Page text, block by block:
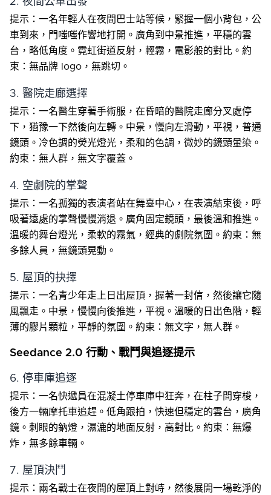
提示：一名年輕人在夜間巴士站等候，緊握一個小背包，公
車到來，門嗤嗤作響地打開。廣角到中景推進，平穩的雲
台，略低角度。霓虹街道反射，輕霧，電影般的對比。約
束：無品牌 logo，無跳切。
3. 醫院走廊選擇
提示：一名醫生穿著手術服，在昏暗的醫院走廊分叉處停
下，猶豫一下然後向左轉。中景，慢向左滑動，平視，普通
鏡頭。冷色調的熒光燈光，柔和的色調，微妙的鏡頭暈染。
約束：無人群，無文字覆蓋。
4. 空劇院的掌聲
提示：一名孤獨的表演者站在舞臺中心，在表演結束後，呼
吸著遠處的掌聲慢慢消退。廣角固定鏡頭，最後溫和推進。
溫暖的舞台燈光，柔軟的霧氣，經典的劇院氛圍。約束：無
多餘人員，無鏡頭晃動。
5. 屋頂的抉擇
提示：一名青少年走上日出屋頂，握著一封信，然後讓它隨
風飄走。中景，慢慢向後推進，平視。溫暖的日出色階，輕
薄的膠片顆粒，平靜的氛圍。約束：無文字，無人群。
Seedance 2.0 行動、戰鬥與追逐提示
6. 停車庫追逐
提示：一名快遞員在混凝土停車庫中狂奔，在柱子間穿梭，
後方一輛摩托車追趕。低角跟拍，快速但穩定的雲台，廣角
鏡。刺眼的鈉燈，濕漉的地面反射，高對比。約束：無爆
炸，無多餘車輛。
7. 屋頂決鬥
提示：兩名戰士在夜間的屋頂上對峙，然後展開一場乾淨的